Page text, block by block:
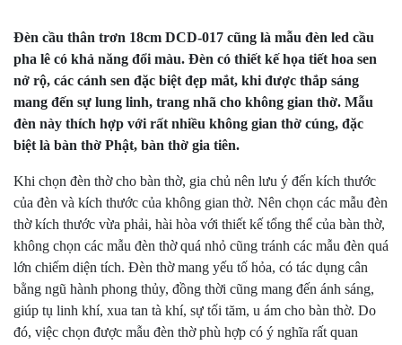
Đèn cầu thân trơn 18cm DCD-017 cũng là mẫu đèn led cầu
pha lê có khả năng đổi màu. Đèn có thiết kế họa tiết hoa sen
nở rộ, các cánh sen đặc biệt đẹp mắt, khi được thắp sáng
mang đến sự lung linh, trang nhã cho không gian thờ. Mẫu
đèn này thích hợp với rất nhiều không gian thờ cúng, đặc
biệt là bàn thờ Phật, bàn thờ gia tiên.
Khi chọn đèn thờcho bàn thờ, gia chủ nên lưu ý đến kích thước
của đèn và kích thước của không gian thờ. Nên chọn các mẫu đèn
thờ kích thước vừa phải, hài hòa với thiết kế tổng thể của bàn thờ,
không chọn các mẫu đèn thờ quá nhỏ cũng tránh các mẫu đèn quá
lớn chiếm diện tích. Đèn thờ mang yếu tố hỏa, có tác dụng cân
bằng ngũ hành phong thủy, đồng thời cũng mang đến ánh sáng,
giúp tụ linh khí, xua tan tà khí, sự tối tăm, u ám cho bàn thờ. Do
đó, việc chọn được mẫu đèn thờ phù hợp có ý nghĩa rất quan